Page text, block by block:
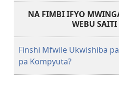
NA FIMBI IFYO
WEBU SAITI
Finshi Mfwile Ukwishiba
pa Kompyuta?